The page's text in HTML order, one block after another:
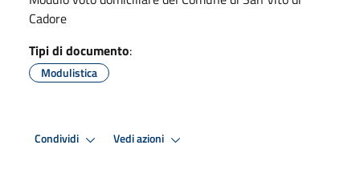
Cadore
Tipi di documento:
Modulistica
Condividi Vedi azioni